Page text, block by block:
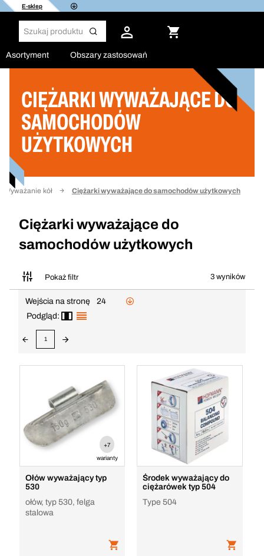
E-sklep
Asortyment Obszary zastosowań
CIĘŻARKI WYWAŻAJĄCE DO
SAMOCHODÓW
UŻYTKOWYCH
Wyważanie kół Ciężarki wyważające do samochodów użytkowych
Ciężarki wyważające do
samochodów użytkowych
Pokaż filtr 3 wyników
Filtruj
Wejścia na stronę
24
Podgląd:
1
+7
warianty
Ołów wyważający typ
530
ołów, typ 530, felga
stalowa
Środek wyważający do
ciężarówek typ 504
Type 504